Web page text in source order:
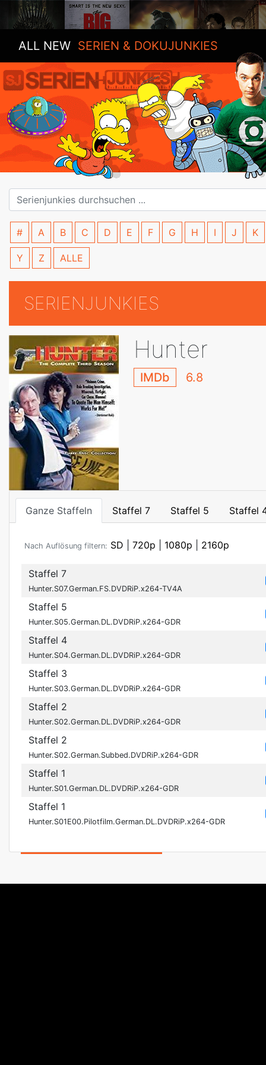
ALL NEW SERIEN & DOKUJUNKIES
# A B C D E F G H I J K
Y Z ALLE
SERIENJUNKIES
Hunter
IMDb 6.8
Ganze Staffeln Staffel 7 Staffel 5 Staffel
Nach Auflösung filtern: SD 720p 1080p 2160p
Staffel 7
Hunter.S07.German.FS.DVDRiP.x264-TV4A
Staffel 5
Hunter.S05.German.DL.DVDRiP.x264-GDR
Staffel 4
Hunter.S04.German.DL.DVDRiP.x264-GDR
Staffel 3
Hunter.S03.German.DL.DVDRiP.x264-GDR
Staffel 2
Hunter.S02.German.DL.DVDRiP.x264-GDR
Staffel 2
Hunter.S02.German.Subbed.DVDRiP.x264-GDR
Staffel 1
Hunter.S01.German.DL.DVDRiP.x264-GDR
Staffel 1
Hunter.S01E00.Pilotfilm.German.DL.DVDRiP.x264-GDR